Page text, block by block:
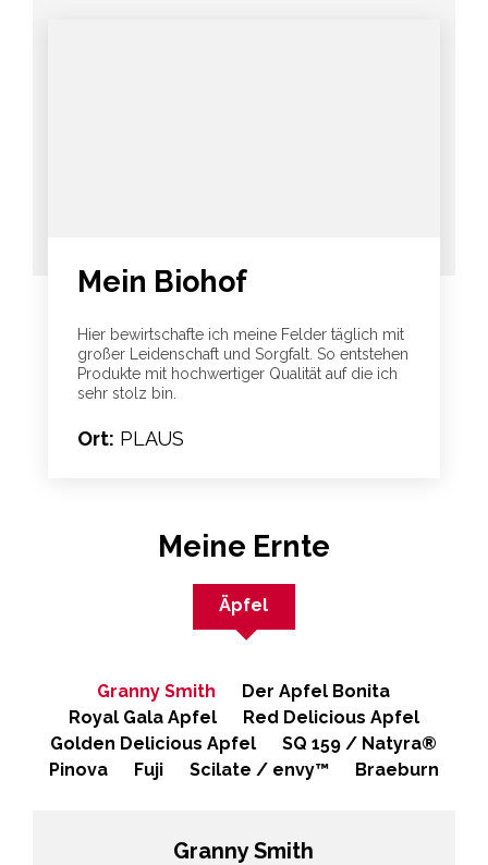
Mein Biohof
Hier bewirtschafte ich meine Felder täglich mit
großer Leidenschaft und Sorgfalt. So entstehen
Produkte mit hochwertiger Qualität auf die ich
sehr stolz bin.
Ort: PLAUS
Meine Ernte
Granny Smith
Granny Smith
Der Apfel Bonita
Royal Gala Apfel
Red Delicious Apfel
Golden Delicious Apfel
SQ 159 / Natyra®
Pinova
Fuji Scilate / envy™ Braeburn
Äpfel